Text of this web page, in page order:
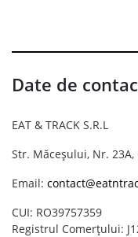
Date de
EAT & TRACK S.R.L
Str. Măceșului, Nr.
Email:
CUI: RO39757359
Registrul Comerțului: